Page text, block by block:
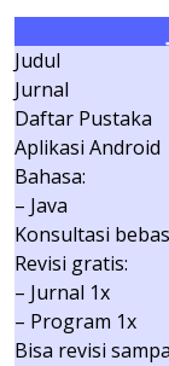
Judul
Jurnal
Daftar Pustaka
Aplikasi Android
Bahasa:
– Java
Konsultasi bebas
Revisi gratis:
– Jurnal 1x
– Program 1x
Bisa revisi